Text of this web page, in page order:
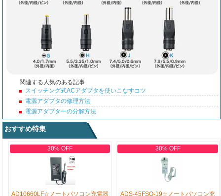
関連する人気のある記事
スイッチング式ACアダプタを使いこなすコツ
電源アダプタの修理方法
電源アダプターの分解方法
おすすめ特集
30% OFF
AD10660LF☆ノートパソコン充電器
30% OFF
ADS-45FSQ-19☆ノートパソコン充